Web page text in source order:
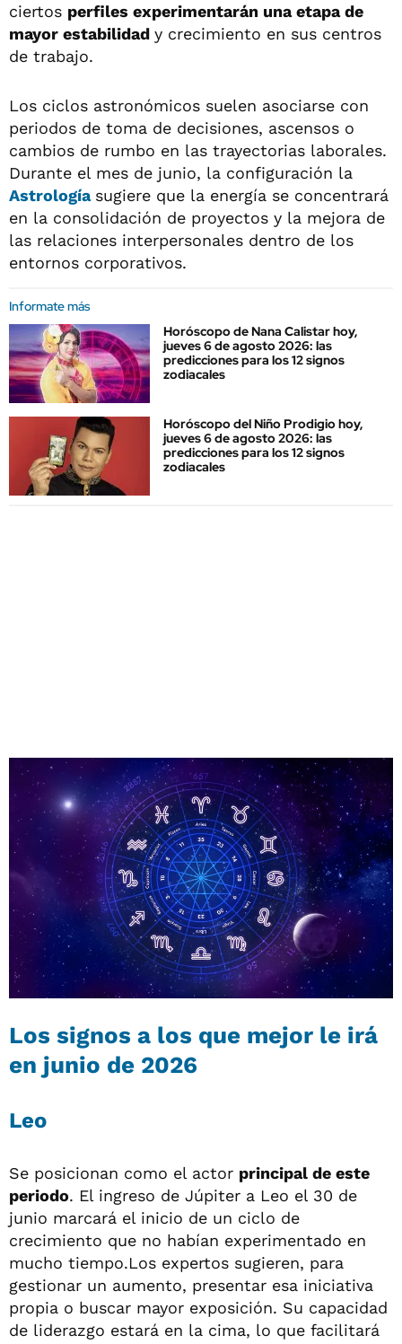
ciertos perfiles experimentarán una etapa de
mayor estabilidad y crecimiento en sus centros
de trabajo.
Los ciclos astronómicos suelen asociarse con
periodos de toma de decisiones, ascensos o
cambios de rumbo en las trayectorias laborales.
Durante el mes de junio, la configuración la
Astrología sugiere que la energía se concentrará
en la consolidación de proyectos y la mejora de
las relaciones interpersonales dentro de los
entornos corporativos.
Informate más
Horóscopo de Nana Calistar hoy,
jueves 6 de agosto 2026: las
predicciones para los 12 signos
zodiacales
Horóscopo del Niño Prodigio hoy,
jueves 6 de agosto 2026: las
predicciones para los 12 signos
zodiacales
Los signos a los que mejor le irá
en junio de 2026
Leo
Se posicionan como el actor principal de este
periodo. El ingreso de Júpiter a Leo el 30 de
junio marcará el inicio de un ciclo de
crecimiento que no habían experimentado en
mucho tiempo.Los expertos sugieren, para
gestionar un aumento, presentar esa iniciativa
propia o buscar mayor exposición. Su capacidad
de liderazgo estará en la cima, lo que facilitará